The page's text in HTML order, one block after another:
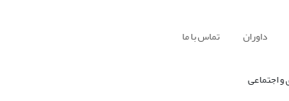
داوران تماس با ما
اجتماعی